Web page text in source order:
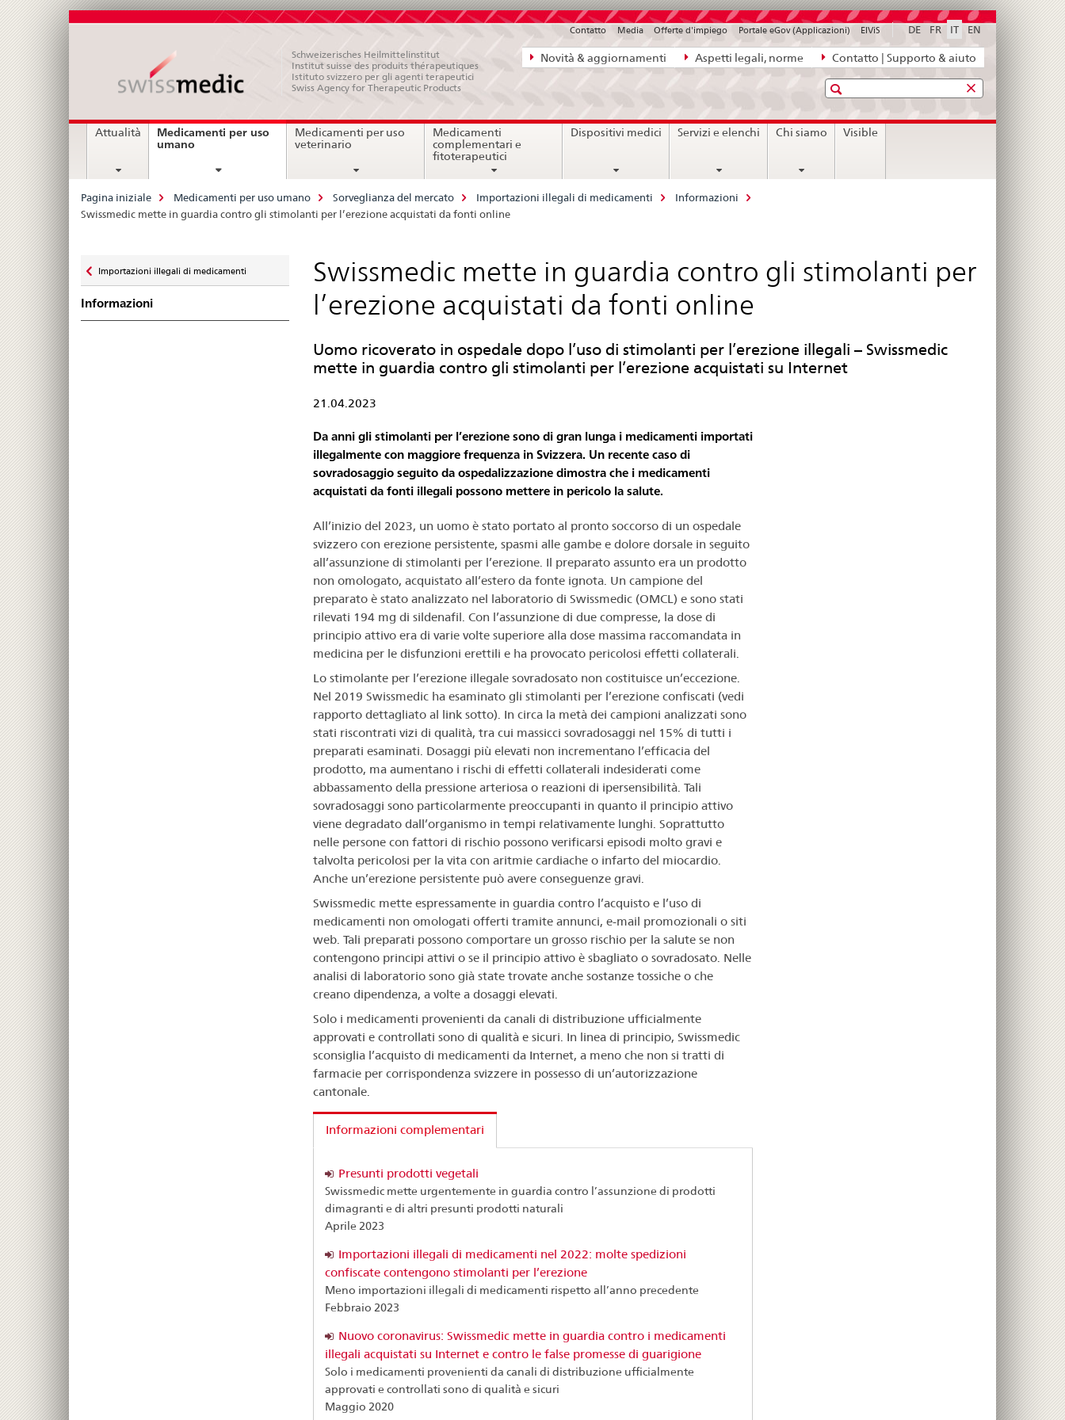
Navigazione
diretta:
aspetti
Novità & aggiornamenti Aspetti legali, norme Contatto | Supporto & aiuto
DE FR IT EN
Contatto Media Offerte d'impiego Portale eGov (Applicazioni) ElViS
Schweizerisches Heilmittelinstitut
Institut suisse des produits thérapeutiques
Istituto svizzero per gli agenti terapeutici
Swiss Agency for Therapeutic Products
Ricerca
Navigation
Attualità
Medicamenti per uso
umanocurrent
Medicamenti per uso
veterinario
Medicamenti
complementari e
fitoterapeutici
Dispositivi medici Servizi e elenchi Chi siamo Visible
Breadcrumb
Pagina iniziale Medicamenti per uso umano Sorveglianza del mercato Importazioni illegali di medicamenti
Informazioni
Swissmedic mette in guardia contro gli stimolanti per l’erezione acquistati da fonti online
zu
Importazioni illegali di medicamenti
Informazioni
Swissmedic mette in guardia contro gli stimolanti per
l’erezione acquistati da fonti online
Uomo ricoverato in ospedale dopo l’uso di stimolanti per l’erezione illegali – Swissmedic
mette in guardia contro gli stimolanti per l’erezione acquistati su Internet
21.04.2023
Da anni gli stimolanti per l’erezione sono di gran lunga i medicamenti importati
illegalmente con maggiore frequenza in Svizzera. Un recente caso di
sovradosaggio seguito da ospedalizzazione dimostra che i medicamenti
acquistati da fonti illegali possono mettere in pericolo la salute.
All’inizio del 2023, un uomo è stato portato al pronto soccorso di un ospedale
svizzero con erezione persistente, spasmi alle gambe e dolore dorsale in seguito
all’assunzione di stimolanti per l’erezione. Il preparato assunto era un prodotto
non omologato, acquistato all’estero da fonte ignota. Un campione del
preparato è stato analizzato nel laboratorio di Swissmedic (OMCL) e sono stati
rilevati 194 mg di sildenafil. Con l’assunzione di due compresse, la dose di
principio attivo era di varie volte superiore alla dose massima raccomandata in
medicina per le disfunzioni erettili e ha provocato pericolosi effetti collaterali.
Lo stimolante per l’erezione illegale sovradosato non costituisce un’eccezione.
Nel 2019 Swissmedic ha esaminato gli stimolanti per l’erezione confiscati (vedi
rapporto dettagliato al link sotto). In circa la metà dei campioni analizzati sono
stati riscontrati vizi di qualità, tra cui massicci sovradosaggi nel 15% di tutti i
preparati esaminati. Dosaggi più elevati non incrementano l’efficacia del
prodotto, ma aumentano i rischi di effetti collaterali indesiderati come
abbassamento della pressione arteriosa o reazioni di ipersensibilità. Tali
sovradosaggi sono particolarmente preoccupanti in quanto il principio attivo
viene degradato dall’organismo in tempi relativamente lunghi. Soprattutto
nelle persone con fattori di rischio possono verificarsi episodi molto gravi e
talvolta pericolosi per la vita con aritmie cardiache o infarto del miocardio.
Anche un’erezione persistente può avere conseguenze gravi.
Swissmedic mette espressamente in guardia contro l’acquisto e l’uso di
medicamenti non omologati offerti tramite annunci, e-mail promozionali o siti
web. Tali preparati possono comportare un grosso rischio per la salute se non
contengono principi attivi o se il principio attivo è sbagliato o sovradosato. Nelle
analisi di laboratorio sono già state trovate anche sostanze tossiche o che
creano dipendenza, a volte a dosaggi elevati.
Solo i medicamenti provenienti da canali di distribuzione ufficialmente
approvati e controllati sono di qualità e sicuri. In linea di principio, Swissmedic
sconsiglia l’acquisto di medicamenti da Internet, a meno che non si tratti di
farmacie per corrispondenza svizzere in possesso di un’autorizzazione
cantonale.
Informazioni complementari
Presunti prodotti vegetali
Swissmedic mette urgentemente in guardia contro l’assunzione di prodotti
dimagranti e di altri presunti prodotti naturali
Aprile 2023
Importazioni illegali di medicamenti nel 2022: molte spedizioni
confiscate contengono stimolanti per l’erezione
Meno importazioni illegali di medicamenti rispetto all’anno precedente
Febbraio 2023
Nuovo coronavirus: Swissmedic mette in guardia contro i medicamenti
illegali acquistati su Internet e contro le false promesse di guarigione
Solo i medicamenti provenienti da canali di distribuzione ufficialmente
approvati e controllati sono di qualità e sicuri
Maggio 2020